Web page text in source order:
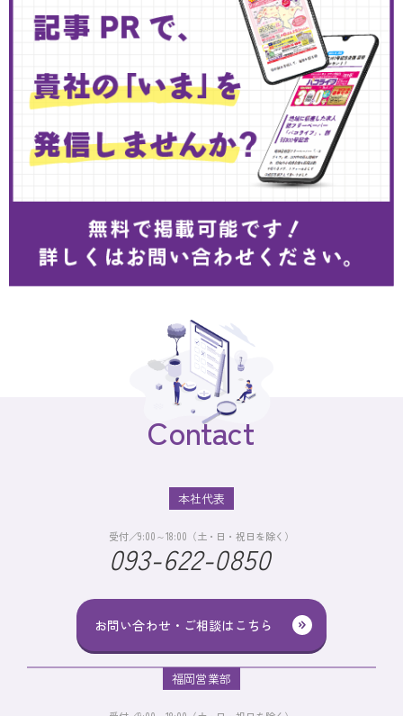
Contact
お問い合わせ・ご相談はこちら
本社代表
受付／9:00～18:00（土・日・祝日を除く）
093-622-0850
福岡営業部